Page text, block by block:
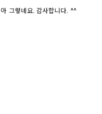
무관하게) 정의되는 1/√(r²+l²·ω²)라
첫 번째 경우 (|er/(e·r)| | con_1 and con → 실패)
AI에 넣어 보니 claude AI 가 제일 합리적인 답변을 주어서 이를 붙여
아 그렇네요. 감사합니다. ^^